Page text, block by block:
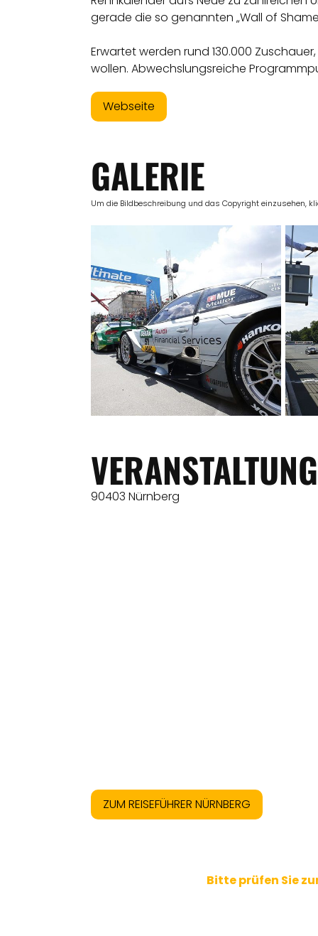
gerade die so genannten „Wall of
Erwartet werden rund 130.000
wollen. Abwechslungsreiche
Webseite
GALERIE
Um die Bildbeschreibung und das Copyright einzusehen,
90403 Nürnberg
ZUM REISEFÜHRER NÜRNBERG
Bitte prüfen Sie